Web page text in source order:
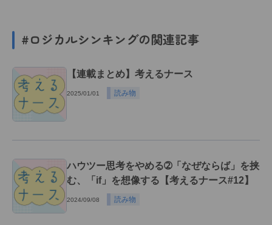
#ロジカルシンキングの関連記事
【連載まとめ】考えるナース
2025/01/01 読み物
ハウツー思考をやめる➁「なぜならば」を挟
む、「if」を想像する【考えるナース#12】
2024/09/08 読み物